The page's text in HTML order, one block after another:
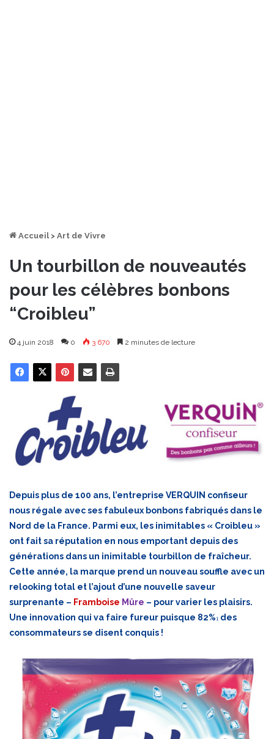
Accueil > Art de Vivre
Un tourbillon de nouveautés
pour les célèbres bonbons
“Croibleu”
4 juin 2018 0 3 670 2 minutes de lecture
Depuis plus de 100 ans, l’entreprise VERQUIN confiseur
nous régale avec ses fabuleux bonbons fabriqués dans le
Nord de la France. Parmi eux, les inimitables « Croibleu »
ont fait sa réputation en nous emportant depuis des
générations dans un inimitable tourbillon de fraîcheur.
Cette année, la marque prend un nouveau souffle avec un
relooking total et l’ajout d’une nouvelle saveur
surprenante – Framboise Mûre – pour varier les plaisirs.
Une innovation qui va faire fureur puisque 82%1 des
consommateurs se disent conquis !